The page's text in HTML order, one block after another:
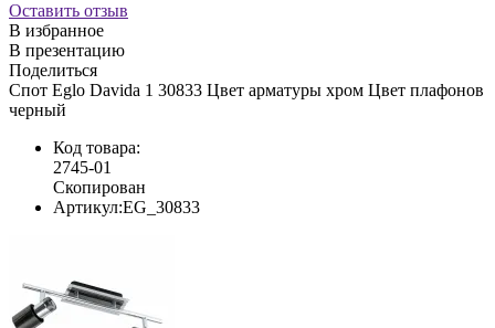
Оставить отзыв
В избранное
В презентацию
Поделиться
Спот Eglo Davida 1 30833 Цвет арматуры хром Цвет плафонов
черный
Код товара:
2745-01
Скопирован
Артикул:EG_30833